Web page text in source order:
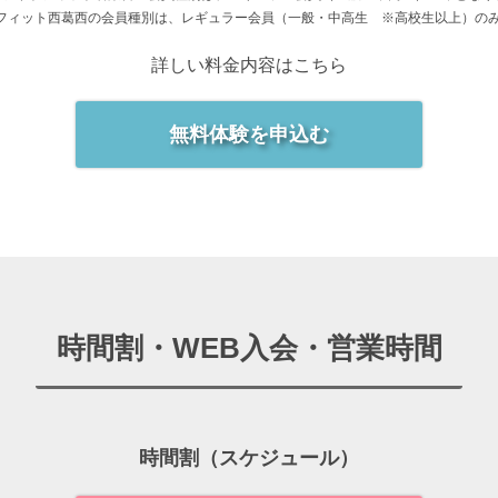
ィット西葛西の会員種別は、レギュラー会員（一般・中高生 ※高校生以上）のみ
詳しい料金内容はこちら
無料体験を申込む
時間割・WEB入会・営業時間
時間割（スケジュール）